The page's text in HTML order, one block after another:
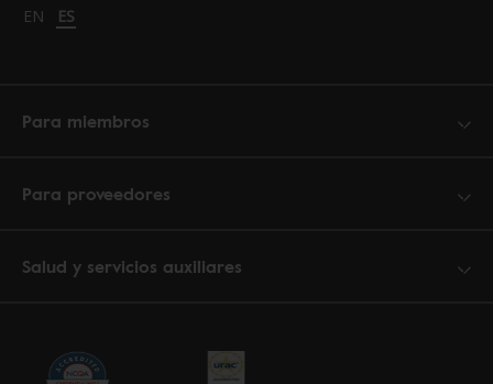
Change language to English
EN Cambiar idioma a español
ES
Para miembros
Para proveedores
Salud y servicios auxiliares